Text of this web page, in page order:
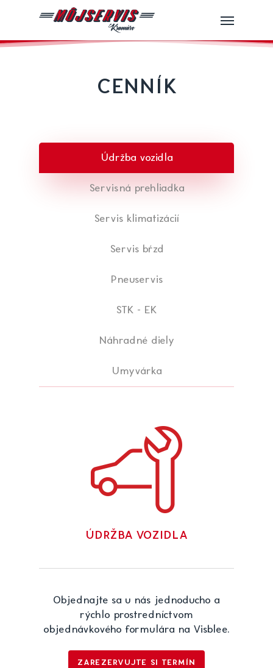
content
Menu
CENNÍK
Údržba vozidla
Servisná prehliadka
Servis klimatizácií
Servis bŕzd
Pneuservis
STK - EK
Náhradné diely
Umyvárka
ÚDRŽBA VOZIDLA
Objednajte sa u nás jednoducho a
rýchlo prostredníctvom
objednávkového formulára na Visblee.
ZAREZERVUJTE SI TERMÍN